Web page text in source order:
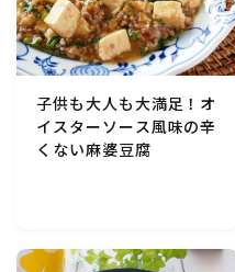
子供も大人も大満足！オ
イスターソース風味の辛
くない麻婆豆腐